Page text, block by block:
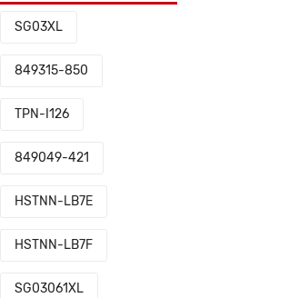
SG03XL
849315-850
TPN-I126
849049-421
HSTNN-LB7E
HSTNN-LB7F
SG03061XL